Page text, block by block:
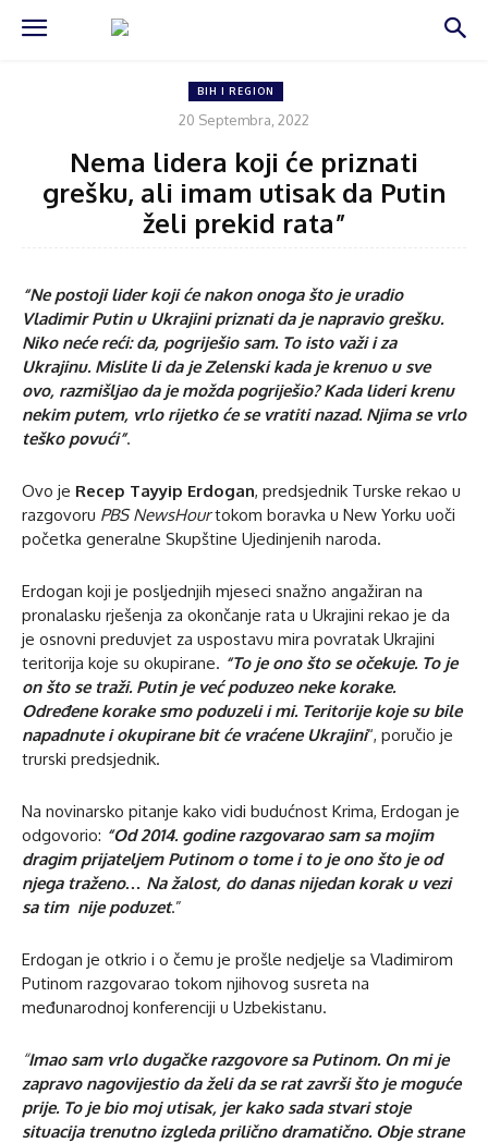
BIH I REGION
20 Septembra, 2022
Nema lidera koji će priznati
grešku, ali imam utisak da Putin
želi prekid rata”
“Ne postoji lider koji će nakon onoga što je uradio
Vladimir Putin u Ukrajini priznati da je napravio grešku.
Niko neće reći: da, pogriješio sam. To isto važi i za
Ukrajinu. Mislite li da je Zelenski kada je krenuo u sve
ovo, razmišljao da je možda pogriješio? Kada lideri krenu
nekim putem, vrlo rijetko će se vratiti nazad. Njima se vrlo
teško povući”.
Ovo je Recep Tayyip Erdogan, predsjednik Turske rekao u
razgovoru PBS NewsHourtokom boravka u New Yorku uoči
početka generalne Skupštine Ujedinjenih naroda.
Erdogan koji je posljednjih mjeseci snažno angažiran na
pronalasku rješenja za okončanje rata u Ukrajini rekao je da
je osnovni preduvjet za uspostavu mira povratak Ukrajini
teritorija koje su okupirane. “To je ono što se očekuje. To je
on što se traži. Putin je već poduzeo neke korake.
Određene korake smo poduzeli i mi. Teritorije koje su bile
napadnute i okupirane bit će vraćene Ukrajini“, poručio je
trurski predsjednik.
Na novinarsko pitanje kako vidi budućnost Krima, Erdogan je
odgovorio: “Od 2014. godine razgovarao sam sa mojim
dragim prijateljem Putinom o tome i to je ono što je od
njega traženo… Na žalost, do danas nijedan korak u vezi
sa tim nije poduzet.”
Erdogan je otkrio i o čemu je prošle nedjelje sa Vladimirom
Putinom razgovarao tokom njihovog susreta na
međunarodnoj konferenciji u Uzbekistanu.
“Imao sam vrlo dugačke razgovore sa Putinom. On mi je
zapravo nagovijestio da želi da se rat završi što je moguće
prije. To je bio moj utisak, jer kako sada stvari stoje
situacija trenutno izgleda prilično dramatično. Obje strane